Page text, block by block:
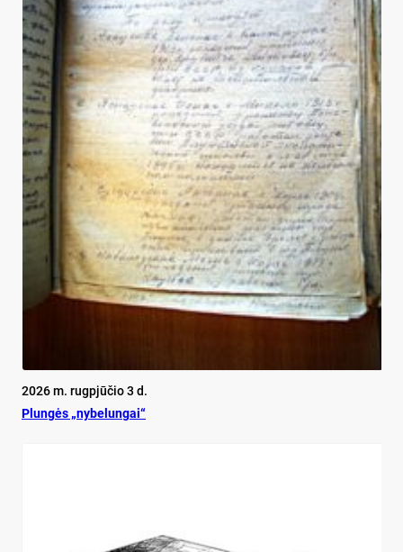
2026 m. rugpjūčio 3 d.
Plun­gės „ny­be­lun­gai“